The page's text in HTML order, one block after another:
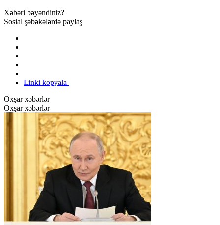
Xəbəri bəyəndiniz?
Sosial şəbəkələrdə paylaş
Linki kopyala
Oxşar xəbərlər
Oxşar xəbərlər